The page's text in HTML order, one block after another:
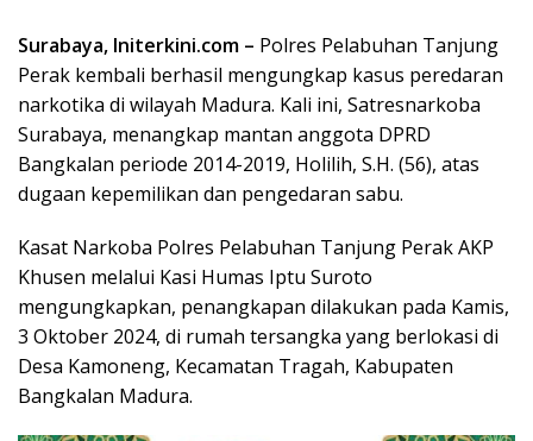
Surabaya, Initerkini.com – Polres Pelabuhan Tanjung
Perak kembali berhasil mengungkap kasus peredaran
narkotika di wilayah Madura. Kali ini, Satresnarkoba
Surabaya, menangkap mantan anggota DPRD
Bangkalan periode 2014-2019, Holilih, S.H. (56), atas
dugaan kepemilikan dan pengedaran sabu.
Kasat Narkoba Polres Pelabuhan Tanjung Perak AKP
Khusen melalui Kasi Humas Iptu Suroto
mengungkapkan, penangkapan dilakukan pada Kamis,
3 Oktober 2024, di rumah tersangka yang berlokasi di
Desa Kamoneng, Kecamatan Tragah, Kabupaten
Bangkalan Madura.